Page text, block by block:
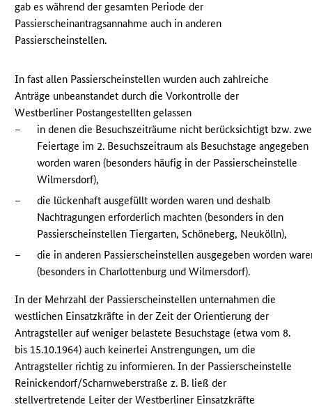
gab es während der gesamten Periode der
Passierscheinantragsannahme auch in anderen
Passierscheinstellen.
In fast allen Passierscheinstellen wurden auch zahlreiche
Anträge unbeanstandet durch die Vorkontrolle der
Westberliner Postangestellten gelassen
–
in denen die Besuchszeiträume nicht berücksichtigt bzw.
Feiertage im 2. Besuchszeitraum als Besuchstage angegeben
worden waren (besonders häufig in der Passierscheinstelle
Wilmersdorf),
–
die lückenhaft ausgefüllt worden waren und deshalb
Nachtragungen erforderlich machten (besonders in den
Passierscheinstellen Tiergarten, Schöneberg, Neukölln),
–
die in anderen Passierscheinstellen ausgegeben worden
(besonders in Charlottenburg und Wilmersdorf).
In der Mehrzahl der Passierscheinstellen unternahmen die
westlichen Einsatzkräfte in der Zeit der Orientierung der
Antragsteller auf weniger belastete Besuchstage (etwa vom 8.
bis 15.10.1964) auch keinerlei Anstrengungen, um die
Antragsteller richtig zu informieren. In der Passierscheinstelle
Reinickendorf/Scharnweberstraße z. B. ließ der
stellvertretende Leiter der Westberliner Einsatzkräfte